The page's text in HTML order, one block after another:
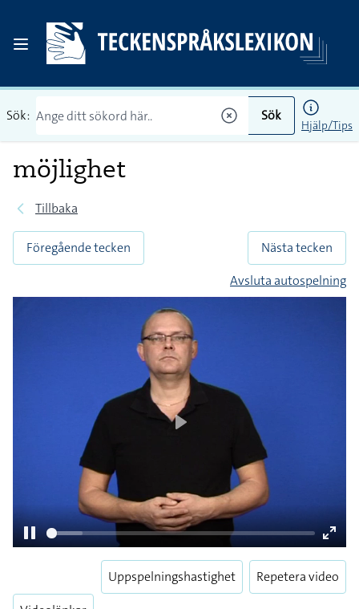
Sök: Sök
Hjälp/Tips
möjlighet
Tillbaka
Föregående tecken
Nästa tecken
Avsluta autospelning
Enter
Uppspelningshastighet Repetera video